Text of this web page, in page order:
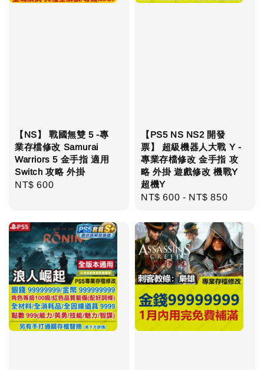
【NS】 戰國無雙 5 -專
業存檔修改 Samurai
Warriors 5 金手指 適用
Switch 攻略 外掛
Regular
NT$ 600
【PS5 NS NS2 開發
票】 超級機器人大戰 Y -
專業存檔修改 金手指 攻
略 外掛 遊戲修改 機戰Y
超機Y
Regular
NT$ 600 - NT$ 850